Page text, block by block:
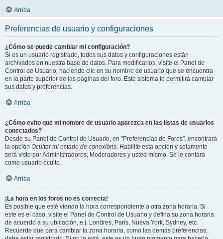
Arriba
Preferencias de usuario y configuraciones
¿Cómo se puede cambiar mi configuración?
Si es un usuario registrado, todos sus datos y configuraciones están
archivados en nuestra base de datos. Para modificarlos, visite el Panel de
Control de Usuario; haciendo clic en su nombre de usuario que se encuentra
en la parte superior de las páginas del foro. Este sistema le permitirá cambiar
sus datos y preferencias.
Arriba
¿Cómo evito que mi nombre de usuario aparezca en las listas de usuarios
conectados?
Desde su Panel de Control de Usuario, en "Preferencias de Foros", encontrará
la opción Ocultar mi estado de conexións. Habilite esta opción y solamente
será visto por Administradores, Moderadores y usted mismo. Se le contará
como usuario oculto.
Arriba
¡La hora en los foros no es correcta!
Es posible que esté viendo la hora correspondiente a otra zona horaria. Si
este es el caso, visite el Panel de Control de Usuario y defina su zona horaria
de acuerdo a su ubicación, e.j. Londres, París, Nueva York, Sydney, etc.
Recuerde que para cambiar la zona horaria, como las demás preferencias,